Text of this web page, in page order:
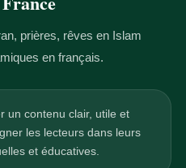
prières, rêves en Islam
en français.
un contenu clair, utile et
les lecteurs dans leurs
et éducatives.